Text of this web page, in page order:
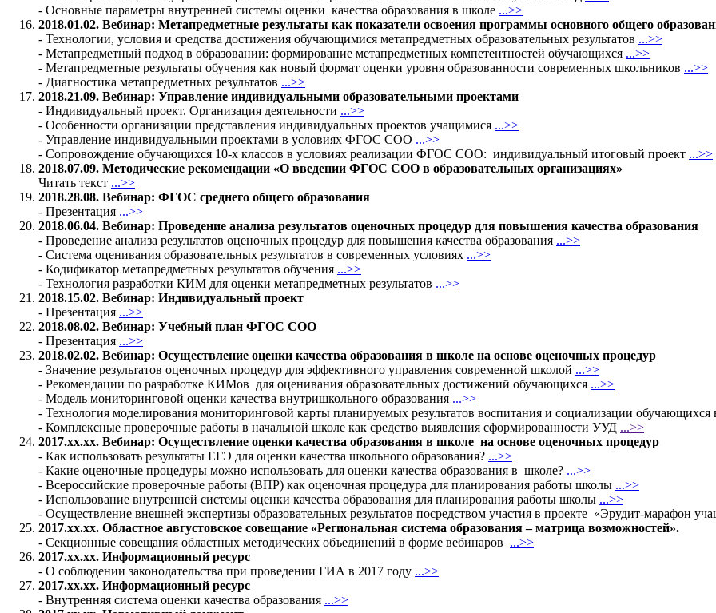
- Основные параметры внутренней системы оценки качества образования в школе ...>>
2018.01.02. Вебинар: Метапредметные результаты как показатели освоения программы основного общего
- Технологии, условия и средства достижения обучающимися метапредметных образовательных результатов ...>>
- Метапредметный подход в образовании: формирование метапредметных компетентностей обучающихся ...>>
- Метапредметные результаты обучения как новый формат оценки уровня образованности современных школьников ...>>
- Диагностика метапредметных результатов ...>>
2018.21.09. Вебинар: Управление индивидуальными образовательными проектами
- Индивидуальный проект. Организация деятельности ...>>
- Особенности организации представления индивидуальных проектов учащимися ...>>
- Управление индивидуальными проектами в условиях ФГОС СОО ...>>
- Сопровождение обучающихся 10-х классов в условиях реализации ФГОС СОО: индивидуальный итоговый проект ...>>
2018.07.09. Методические рекомендации «О введении ФГОС СОО в образовательных организациях»
Читать текст ...>>
2018.28.08. Вебинар: ФГОС среднего общего образования
- Презентация ...>>
2018.06.04. Вебинар: Проведение анализа результатов оценочных процедур для повышения качества образования
- Проведение анализа результатов оценочных процедур для повышения качества образования ...>>
- Система оценивания образовательных результатов в современных условиях ...>>
- Кодификатор метапредметных результатов обучения ...>>
- Технология разработки КИМ для оценки метапредметных результатов ...>>
2018.15.02. Вебинар: Индивидуальный проект
- Презентация ...>>
2018.08.02. Вебинар: Учебный план ФГОС СОО
- Презентация ...>>
2018.02.02. Вебинар: Осуществление оценки качества образования в школе на основе оценочных процедур
- Значение результатов оценочных процедур для эффективного управления современной школой ...>>
- Рекомендации по разработке КИМов для оценивания образовательных достижений обучающихся ...>>
- Модель мониторинговой оценки качества внутришкольного образования ...>>
- Технология моделирования мониторинговой карты планируемых результатов воспитания и социализации обучающихся
- Комплексные проверочные работы в начальной школе как средство выявления сформированности УУД ...>>
2017.хх.хх. Вебинар: Осуществление оценки качества образования в школе на основе оценочных процедур
- Как использовать результаты ЕГЭ для оценки качества школьного образования? ...>>
- Какие оценочные процедуры можно использовать для оценки качества образования в школе? ...>>
- Всероссийские проверочные работы (ВПР) как оценочная процедура для планирования работы школы ...>>
- Использование внутренней системы оценки качества образования для планирования работы школы ...>>
- Осуществление внешней экспертизы образовательных результатов посредством участия в проекте «Эрудит-марафон
2017.хх.хх. Областное августовское совещание «Региональная система образования – матрица возможностей».
- Секционные совещания областных методических объединений в форме вебинаров ...>>
2017.хх.хх. Информационный ресурс
- О соблюдении законодательства при проведении ГИА в 2017 году ...>>
2017.хх.хх. Информационный ресурс
- Внутренняя система оценки качества образования ...>>